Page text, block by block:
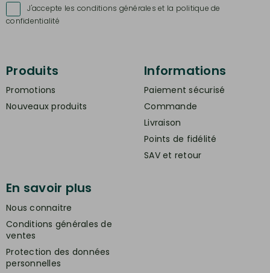
J'accepte les conditions générales et la politique de
confidentialité
Produits
Promotions
Nouveaux produits
Informations
Paiement sécurisé
Commande
Livraison
Points de fidélité
SAV et retour
En savoir plus
Nous connaitre
Conditions générales de
ventes
Protection des données
personnelles